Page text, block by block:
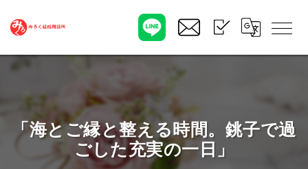
「海とご縁と整える時間。銚子で過
ごした充実の一日」